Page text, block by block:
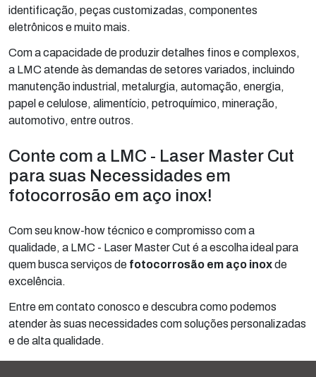
identificação, peças customizadas, componentes
eletrônicos e muito mais.
Com a capacidade de produzir detalhes finos e complexos,
a LMC atende às demandas de setores variados, incluindo
manutenção industrial, metalurgia, automação, energia,
papel e celulose, alimentício, petroquímico, mineração,
automotivo, entre outros.
Conte com a LMC - Laser Master Cut
para suas Necessidades em
fotocorrosão em aço inox!
Com seu know-how técnico e compromisso com a
qualidade, a LMC - Laser Master Cut é a escolha ideal para
quem busca serviços de fotocorrosão em aço inoxde
excelência.
Entre em contato conosco e descubra como podemos
atender às suas necessidades com soluções personalizadas
e de alta qualidade.